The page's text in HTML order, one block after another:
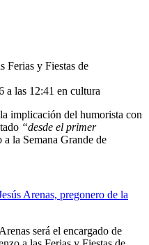
Ferias y Fiestas de
a las 12:41 en cultura
implicación del humorista con
“desde el primer
la Semana Grande de
Arenas, pregonero de la
será el encargado de